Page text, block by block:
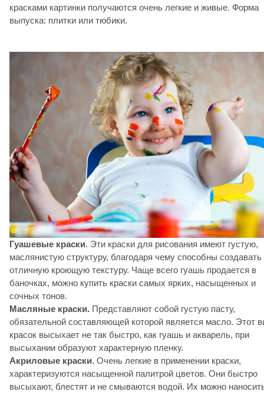
красками картинки получаются очень легкие и живые. Форма
выпуска: плитки или тюбики.
Гуашевые краски. Эти краски для рисования имеют густую,
маслянистую структуру, благодаря чему способны создавать
отличную кроющую текстуру. Чаще всего гуашь продается в
баночках, можно купить краски самых ярких, насыщенных и
сочных тонов.
Масляные краски. Представляют собой густую пасту,
обязательной составляющей которой является масло. Этот
красок высыхает не так быстро, как гуашь и акварель, при
высыхании образуют характерную пленку.
Акриловые краски. Очень легкие в применении краски,
характеризуются насыщенной палитрой цветов. Они быстро
высыхают, блестят и не смываются водой. Их можно